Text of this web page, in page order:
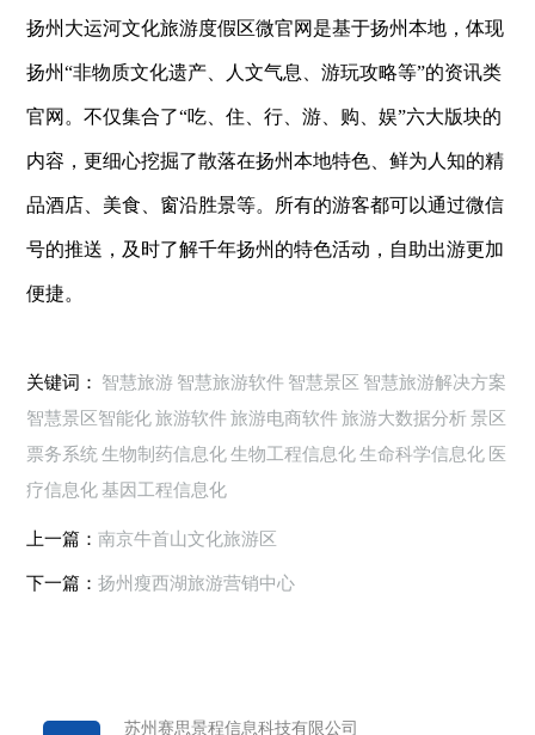
扬州大运河文化旅游度假区微官网是基于扬州本地，体现
扬州“非物质文化遗产、人文气息、游玩攻略等”的资讯类
官网。不仅集合了“吃、住、行、游、购、娱”六大版块的
内容，更细心挖掘了散落在扬州本地特色、鲜为人知的精
品酒店、美食、窗沿胜景等。 所有的游客都可以通过微信
号的推送，及时了解千年扬州的特色活动，自助出游更加
便捷。
关键词： 智慧旅游智慧旅游软件智慧景区 智慧旅游解决方案
智慧景区智能化旅游软件旅游电商软件旅游大数据分析景区
票务系统生物制药信息化生物工程信息化生命科学信息化医
疗信息化基因工程信息化
上一篇：南京牛首山文化旅游区
下一篇：扬州瘦西湖旅游营销中心
苏州赛思景程信息科技有限公司